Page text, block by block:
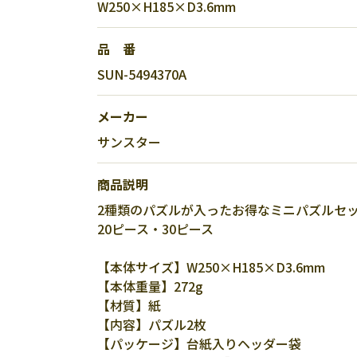
W250×H185×D3.6mm
品 番
SUN-5494370A
メーカー
サンスター
商品説明
2種類のパズルが入ったお得なミニパズルセ
20ピース・30ピース
【本体サイズ】W250×H185×D3.6mm
【本体重量】272g
【材質】紙
【内容】パズル2枚
【パッケージ】台紙入りヘッダー袋